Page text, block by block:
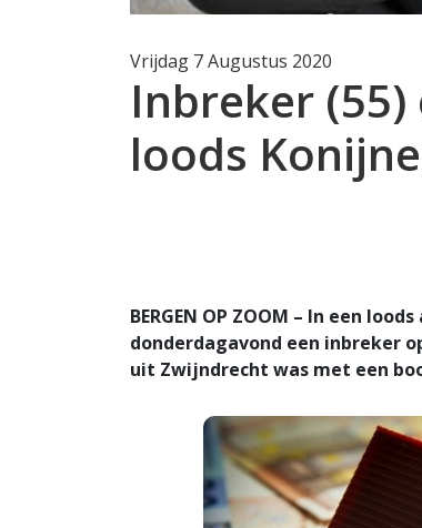
Vrijdag 7 Augustus 2020
Inbreker
loods
BERGEN OP ZOOM – In een
donderdagavond een inbreker
uit Zwijndrecht was met een